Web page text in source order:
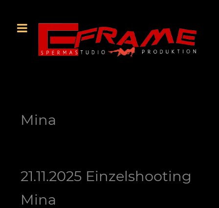
Mina
21.11.2025 Einzelshooting
Mina